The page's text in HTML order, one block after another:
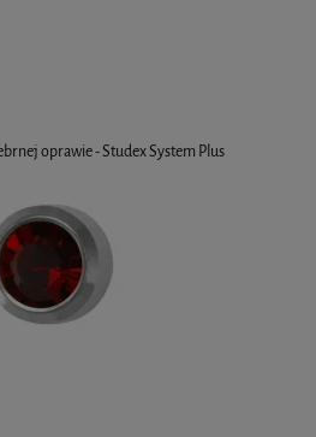
oprawie - Studex System Plus